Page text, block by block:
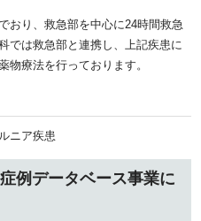
おり、救急部を中心に24時間救急
では救急部と連携し、上記疾患に
物療法を行っております。
ニア疾患
例データベース事業に